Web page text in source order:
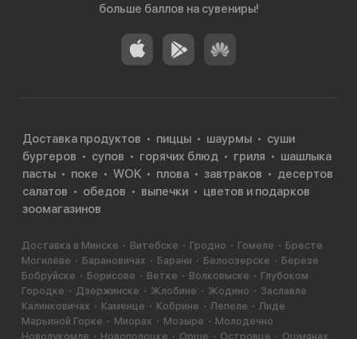
больше баллов на сувениры!
Доставка продуктов пиццы шаурмы
суши
бургеров
супов горячих блюд гриля
шашлыка
пасты
поке WOK плова завтраков
десертов
салатов
обедов выпечки
цветов и подарков
зоомагазинов
Доставка в Минске Витебске Гродно Гомеле
Бресте
Могилёве
Барановичах Барани Белоозерске
Березе
Бобруйске
Борисове Ветке Волковыске
Глубоком
Городке
Дзержинске Жлобине Жодино
Заславле
Калинковичах
Каменце Кобрине Лепеле
Лиде
Марьиной Горке
Миорах Мозыре
Молодечно
Новолукомле
Новополоцке Орше Островце
Ошмянах